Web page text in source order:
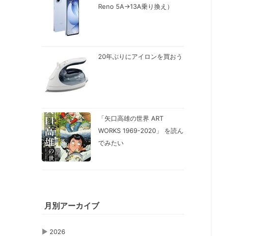
Reno 5A→13A乗り換え）
20年ぶりにアイロンを買おう
「矢口高雄の世界 ART
WORKS 1969-2020」 を読ん
でみたい
月別アーカイブ
▶ 2026